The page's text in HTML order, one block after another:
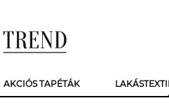
AKCIÓS TAPÉTÁK